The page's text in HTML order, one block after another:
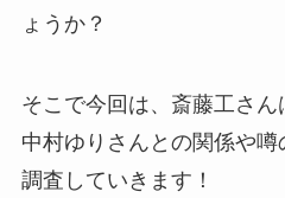
ょうか？
そこで今回は、斎藤工さん
中村ゆりさんとの関係や噂
調査していきます！